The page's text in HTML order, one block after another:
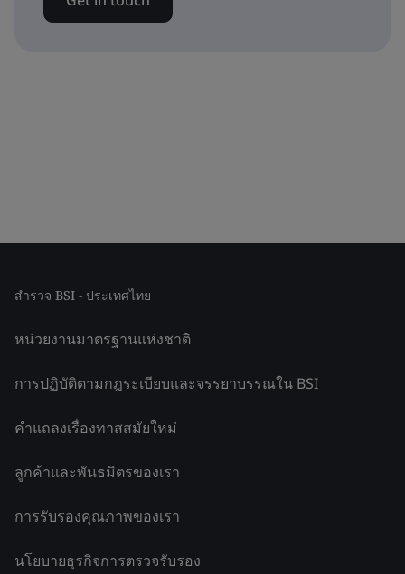
สำรวจ BSI - ประเทศไทย
หน่วยงานมาตรฐานแห่งชาติ
การปฏิบัติตามกฎระเบียบและจรรยาบรรณใน BSI
คำแถลงเรื่องทาสสมัยใหม่
ลูกค้าและพันธมิตรของเรา
การรับรองคุณภาพของเรา
นโยบายธุรกิจการตรวจรับรอง